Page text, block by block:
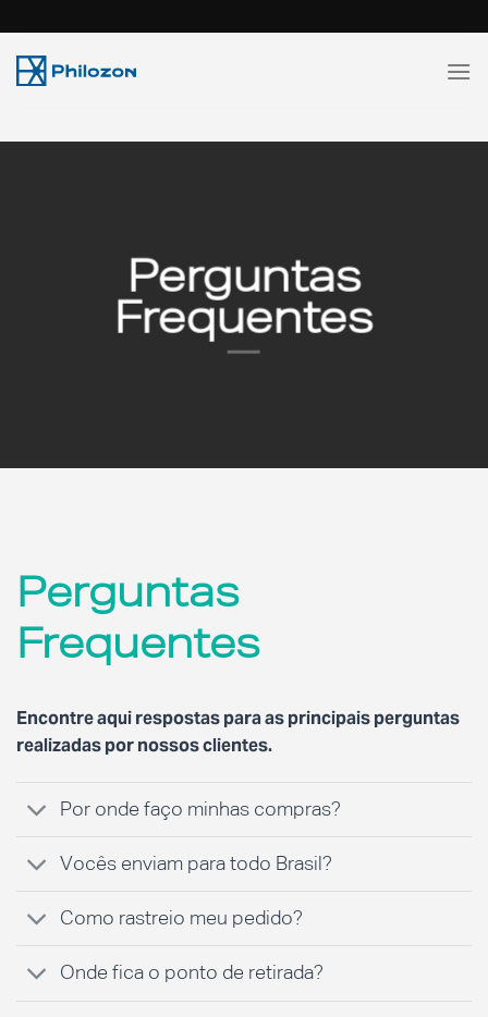
Perguntas
Frequentes
Perguntas
Frequentes
Encontre aqui respostas para as principais perguntas
realizadas por nossos clientes.
Por onde faço minhas compras?
Vocês enviam para todo Brasil?
Como rastreio meu pedido?
Onde fica o ponto de retirada?